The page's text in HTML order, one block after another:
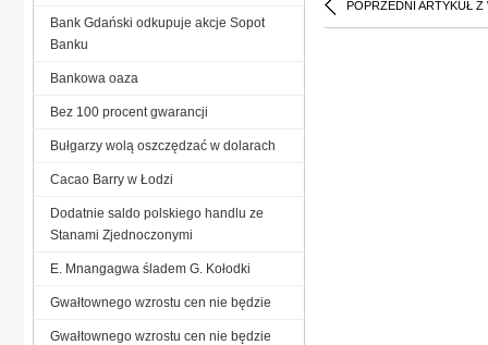
POPRZEDNI ARTYKUŁ Z
Bank Gdański odkupuje akcje Sopot
Banku
Bankowa oaza
Bez 100 procent gwarancji
Bułgarzy wolą oszczędzać w dolarach
Cacao Barry w Łodzi
Dodatnie saldo polskiego handlu ze
Stanami Zjednoczonymi
E. Mnangagwa śladem G. Kołodki
Gwałtownego wzrostu cen nie będzie
Gwałtownego wzrostu cen nie będzie